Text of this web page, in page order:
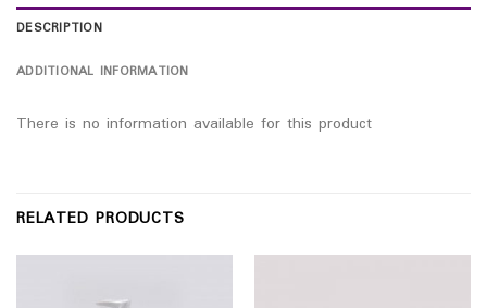
DESCRIPTION
ADDITIONAL INFORMATION
There is no information available for this product
RELATED PRODUCTS